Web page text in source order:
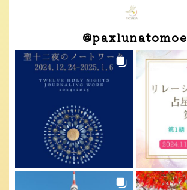
@paxlunatomoe